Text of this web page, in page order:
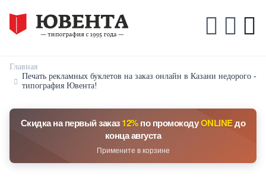
Главная
Печать рекламных буклетов на заказ онлайн в Казани недорого -
типография Ювента!
Скидка на первый заказ12%по промокодуONLINEдо
конца августа
Примените в корзине